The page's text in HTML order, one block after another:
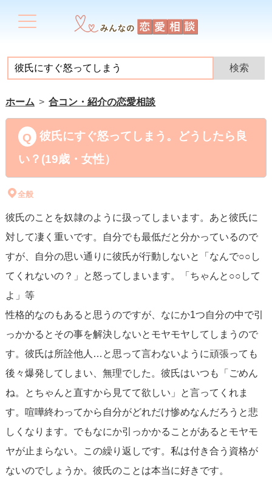
ホーム 合コン・紹介の恋愛相談
彼氏にすぐ怒ってしまう。どうしたら良
い？(19歳・女性）
全般
彼氏のことを奴隷のように扱ってしまいます。あと彼氏に
対して凄く重いです。自分でも最低だと分かっているので
すが、自分の思い通りに彼氏が行動しないと「なんで○○し
てくれないの？」と怒ってしまいます。「ちゃんと○○して
よ」等
性格的なのもあると思うのですが、なにか1つ自分の中で引
っかかるとその事を解決しないとモヤモヤしてしまうので
す。彼氏は所詮他人…と思って言わないように頑張っても
後々爆発してしまい、無理でした。彼氏はいつも「ごめん
ね。とちゃんと直すから見てて欲しい」と言ってくれま
す。喧嘩終わってから自分がどれだけ惨めなんだろうと悲
しくなります。でもなにか引っかかることがあるとモヤモ
ヤが止まらない。この繰り返しです。私は付き合う資格が
ないのでしょうか。彼氏のことは本当に好きです。